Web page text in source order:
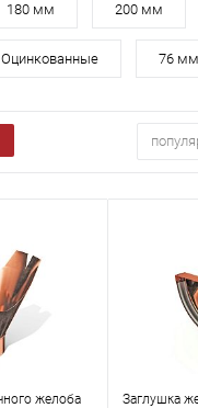
180 мм 200 мм
Оцинкованные 76 мм
желоба
Заглушка